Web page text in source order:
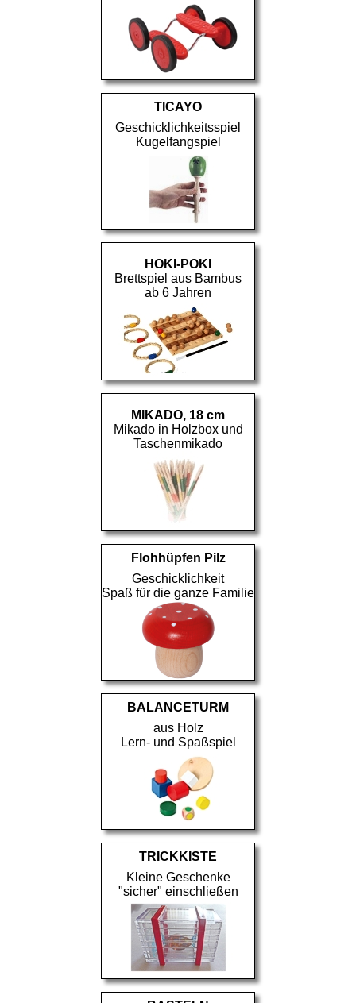
TICAYO
Geschicklichkeitsspiel
Kugelfangspiel
HOKI-POKI
Brettspiel aus Bambus
ab 6 Jahren
MIKADO, 18 cm
Mikado in Holzbox und
Taschenmikado
Flohhüpfen Pilz
Geschicklichkeit
Spaß für die ganze Familie
BALANCETURM
aus Holz
Lern- und Spaßspiel
TRICKKISTE
Kleine Geschenke
"sicher" einschließen